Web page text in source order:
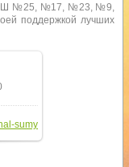
ССШ №25, №17, №23, №9,
поддержкой лучших
sumy